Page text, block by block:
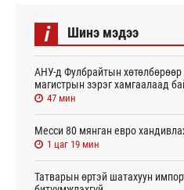
i Шинэ мэдээ
АНУ-д Фулбрайтын хөтөлбөрөөр
магистрын зэрэг хамгаалаад
47 мин
Месси 80 мянган евро
1 цаг 19 мин
Татварын өртэй шатахуун